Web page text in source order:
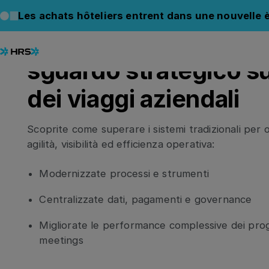
Les achats hôteliers entrent dans une nouvelle
Prospettive sul
Travel Management:
sguardo strategico
dei viaggi aziendali
Scoprite come superare i sistemi tradizionali per
agilità, visibilità ed efficienza operativa:
Modernizzate processi e strumenti
Centralizzate dati, pagamenti e governance
Migliorate le performance complessive dei
meetings